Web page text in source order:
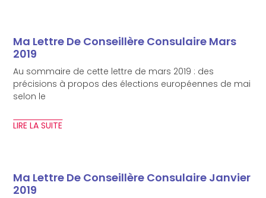
Ma Lettre De Conseillère Consulaire Mars
2019
Au sommaire de cette lettre de mars 2019 : des
précisions à propos des élections européennes de mai
selon le
LIRE LA SUITE
Ma Lettre De Conseillère Consulaire Janvier
2019